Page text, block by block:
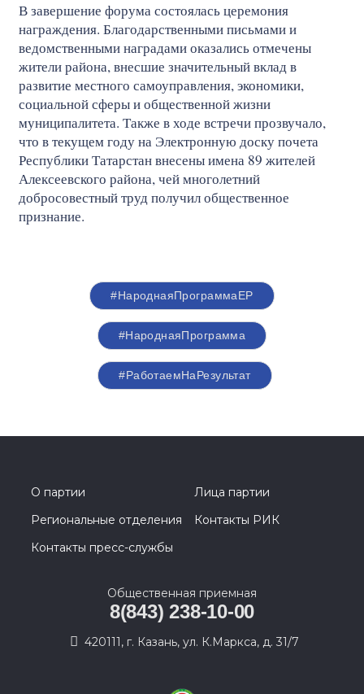
В завершение форума состоялась церемония
награждения. Благодарственными письмами и
ведомственными наградами оказались отмечены
жители района, внесшие значительный вклад в
развитие местного самоуправления, экономики,
социальной сферы и общественной жизни
муниципалитета. Также в ходе встречи прозвучало,
что в текущем году на Электронную доску почета
Республики Татарстан внесены имена 89 жителей
Алексеевского района, чей многолетний
добросовестный труд получил общественное
признание.
#НароднаяПрограммаЕР
#НароднаяПрограмма
#РаботаемНаРезультат
О партии
Лица партии
Региональные отделения
Контакты РИК
Контакты пресс-службы
Общественная приемная
8(843) 238-10-00
420111, г. Казань, ул. К.Маркса, д. 31/7